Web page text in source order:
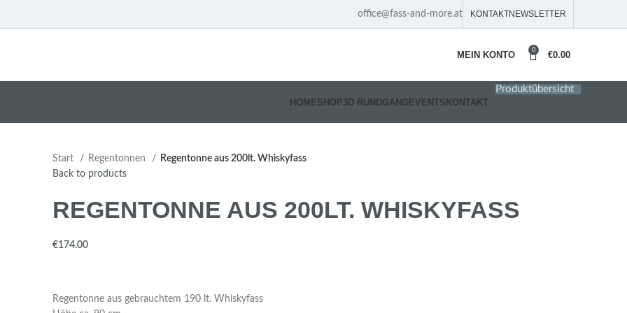
office@fass-and-more.at KONTAKTNEWSLETTER
MEIN KONTO 0 €0.00
HOMESHOP3D RUNDGANGEVENTSKONTAKT
Produktübersicht
Start Regentonnen
Regentonne aus 200lt. Whiskyfass
Back to products
REGENTONNE AUS 200LT. WHISKYFASS
€
Regentonne aus gebrauchtem 190 lt. Whiskyfass